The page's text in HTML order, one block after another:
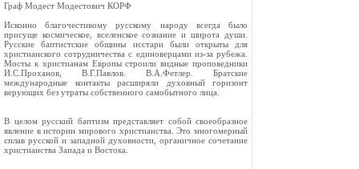
Граф Модест Модестович КОРФ
Исконно благочестивому русскому народу всегда было
присуще космическое, вселенское сознание и широта души.
Русские баптистские общины исстари были открыты для
христианского сотрудничества с единоверцами из-за рубежа.
Мосты к христианам Европы строили видные проповедники
И.С.Проханов, В.Г.Павлов. В.А.Фетлер. Братские
международные контакты расширяли духовный горизонт
верующих без утраты собственного самобытного лица.
В целом русский баптизм представляет собой своеобразное
явление в истории мирового христианства. Это многомерный
сплав русской и западной духовности, органичное сочетание
христианства Запада и Востока.